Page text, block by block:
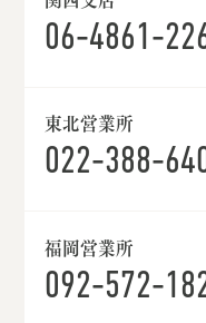
06-4861-
東北営業所
022-388-
福岡営業所
092-572-